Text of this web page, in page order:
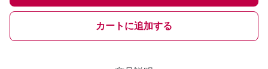
カートに追加する